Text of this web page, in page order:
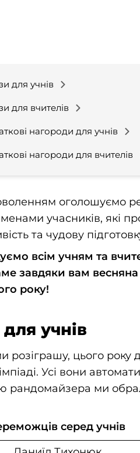
для учнів
для вчителів
нагороди для учнів
нагороди для вчителів
оголошуємо
учасників, які
та чудову
всім учням та
завдяки вам весняна
року!
учнів
розіграшу, цього року
Усі вони
рандомайзера ми
серед учнів